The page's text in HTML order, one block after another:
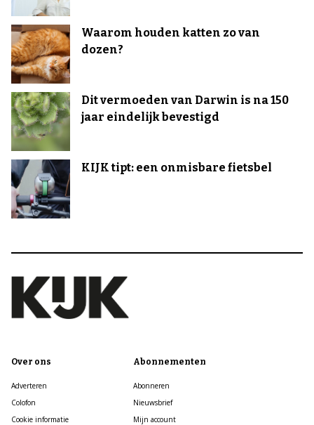
Waarom houden katten zo van
dozen?
Dit vermoeden van Darwin is na 150
jaar eindelijk bevestigd
KIJK tipt: een onmisbare fietsbel
Over ons
Adverteren
Colofon
Cookie informatie
Abonnementen
Abonneren
Nieuwsbrief
Mijn account